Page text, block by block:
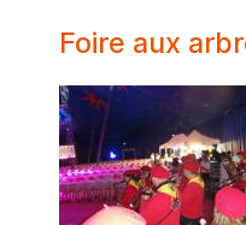
Foire aux